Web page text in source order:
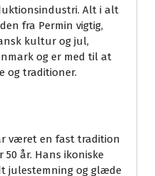
Alt i alt
fra Permin vigtig,
kultur og jul,
og er med til at
og traditioner.
været en fast tradition
50 år. Hans ikoniske
julestemning og glæde